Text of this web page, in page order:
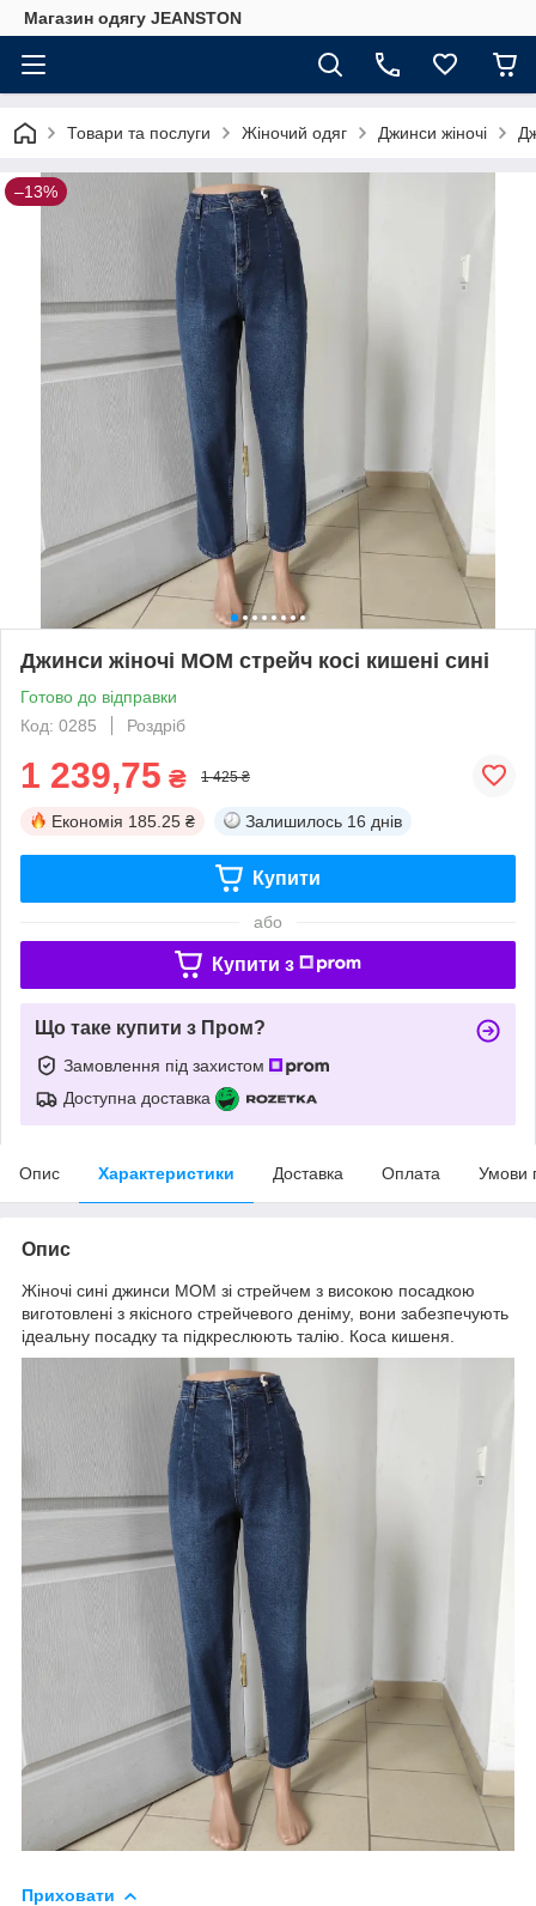
Магазин одягу JEANSTON
Товари та послуги Жіночий одяг Джинси жіночі
–13%
Джинси жіночі МОМ стрейч косі кишені сині
Готово до відправки
Код: 0285
Роздріб
1 239,75 ₴ 1 425 ₴
Економія 185.25 ₴ Залишилось 16 днів
Купити
або
Купити з
Що таке купити з Пром?
Замовлення під захистом
Доступна доставка
Опис Характеристики Доставка Оплата Умови
Опис
Жіночі сині джинси МОМ зі стрейчем з високою посадкою
виготовлені з якісного стрейчевого деніму, вони забезпечують
ідеальну посадку та підкреслюють талію. Коса кишеня.
Приховати